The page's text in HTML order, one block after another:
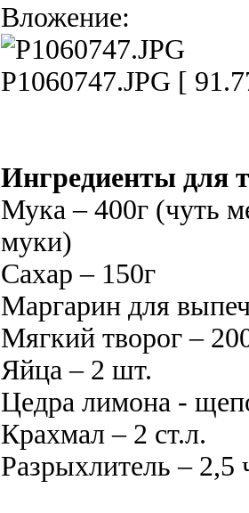
Вложение:
P1060747.JPG [
Ингредиенты для
Мука – 400г (чуть
муки)
Сахар – 150г
Маргарин для
Мягкий творог –
Яйца – 2 шт.
Цедра лимона -
Крахмал – 2 ст.л.
Разрыхлитель – 2,5